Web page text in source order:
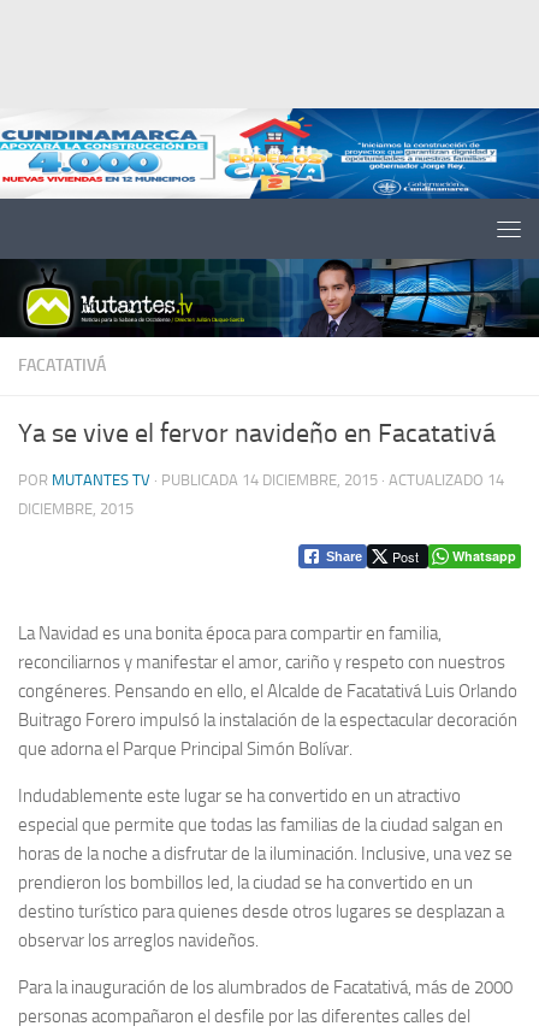
FACATATIVÁ
Ya se vive el fervor navideño en Facatativá
POR MUTANTES TV · PUBLICADA 14 DICIEMBRE, 2015 · ACTUALIZADO 14
DICIEMBRE, 2015
Share Post Whatsapp
La Navidad es una bonita época para compartir en familia,
reconciliarnos y manifestar el amor, cariño y respeto con nuestros
congéneres. Pensando en ello, el Alcalde de Facatativá Luis Orlando
Buitrago Forero impulsó la instalación de la espectacular decoración
que adorna el Parque Principal Simón Bolívar.
Indudablemente este lugar se ha convertido en un atractivo
especial que permite que todas las familias de la ciudad salgan en
horas de la noche a disfrutar de la iluminación. Inclusive, una vez se
prendieron los bombillos led, la ciudad se ha convertido en un
destino turístico para quienes desde otros lugares se desplazan a
observar los arreglos navideños.
Para la inauguración de los alumbrados de Facatativá, más de 2000
personas acompañaron el desfile por las diferentes calles del